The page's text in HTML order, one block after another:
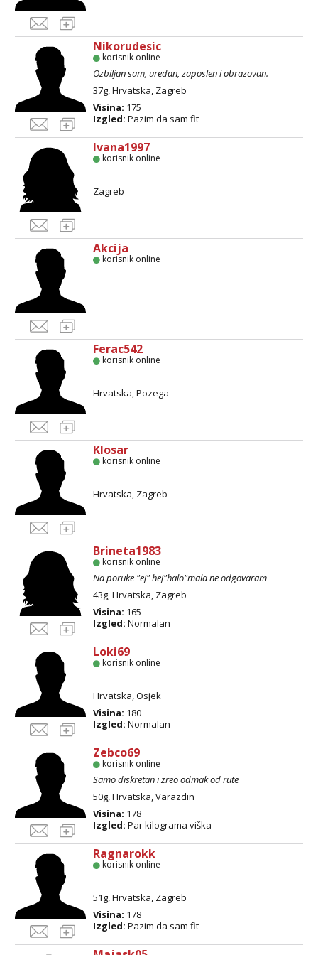
Nikorudesic
korisnik online
Ozbiljan sam, uredan, zaposlen i obrazovan.
37g, Hrvatska, Zagreb
Visina: 175
Izgled: Pazim da sam fit
Ivana1997
korisnik online
Zagreb
Akcija
korisnik online
-----
Ferac542
korisnik online
Hrvatska, Pozega
Klosar
korisnik online
Hrvatska, Zagreb
Brineta1983
korisnik online
Na poruke "ej" hej"halo"mala ne odgovaram
43g, Hrvatska, Zagreb
Visina: 165
Izgled: Normalan
Loki69
korisnik online
Hrvatska, Osjek
Visina: 180
Izgled: Normalan
Zebco69
korisnik online
Samo diskretan i zreo odmak od rute
50g, Hrvatska, Varazdin
Visina: 178
Izgled: Par kilograma viška
Ragnarokk
korisnik online
51g, Hrvatska, Zagreb
Visina: 178
Izgled: Pazim da sam fit